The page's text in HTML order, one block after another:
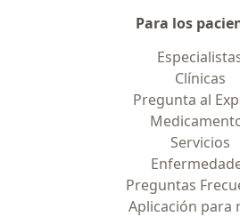
Para los
Clínicas
Pregunta al
Servicios
Preguntas
Aplicación para